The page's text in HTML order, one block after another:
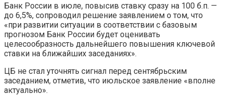
Банк России в июле, повысив ставку сразу на 100 б.п. —
до 6,5%, сопроводил решение заявлением о том, что
«при развитии ситуации в соответствии с базовым
прогнозом Банк России будет оценивать
целесообразность дальнейшего повышения ключевой
ставки на ближайших заседаниях».
ЦБ не стал уточнять сигнал перед сентябрьским
заседанием, отметив, что июльское заявление «вполне
актуально».